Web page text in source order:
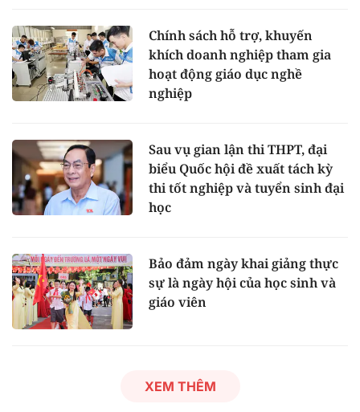
Chính sách hỗ trợ, khuyến
khích doanh nghiệp tham gia
hoạt động giáo dục nghề
nghiệp
Sau vụ gian lận thi THPT, đại
biểu Quốc hội đề xuất tách kỳ
thi tốt nghiệp và tuyển sinh đại
học
Bảo đảm ngày khai giảng thực
sự là ngày hội của học sinh và
giáo viên
XEM THÊM